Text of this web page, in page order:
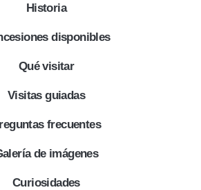
Historia
disponibles
Qué visitar
Visitas guiadas
frecuentes
de imágenes
Curiosidades